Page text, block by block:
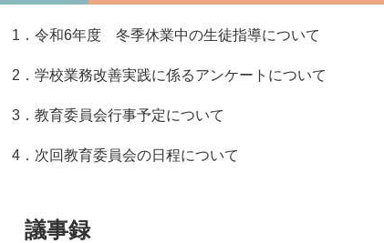
1．令和6年度 冬季休業中の生徒指導について
2．学校業務改善実践に係るアンケートについて
3．教育委員会行事予定について
4．次回教育委員会の日程について
議事録